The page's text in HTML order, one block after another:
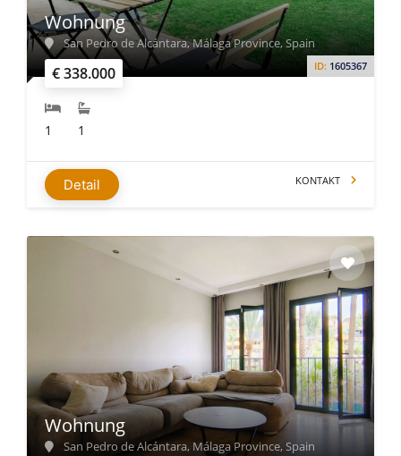
€ 338.000 ID: 1605367
Wohnung
San Pedro de Alcántara, Málaga Province, Spain
1 1
Detail KONTAKT
Wohnung
San Pedro de Alcántara, Málaga Province, Spain